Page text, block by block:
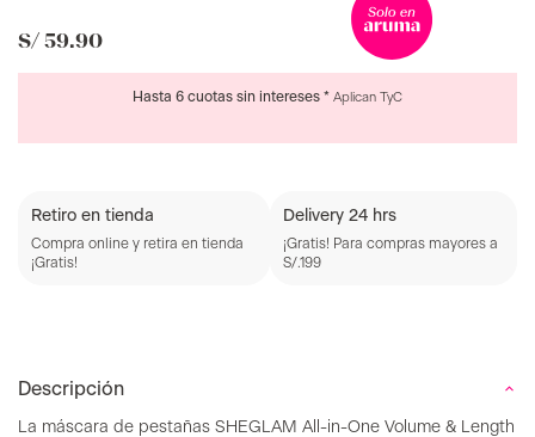
S/ 59.90
Hasta 6 cuotas sin intereses * Aplican TyC
Retiro en tienda
Compra online y retira en tienda
¡Gratis!
Delivery 24 hrs
¡Gratis! Para compras mayores a
S/.199
Descripción
La máscara de pestañas SHEGLAM All-in-One Volume & Length